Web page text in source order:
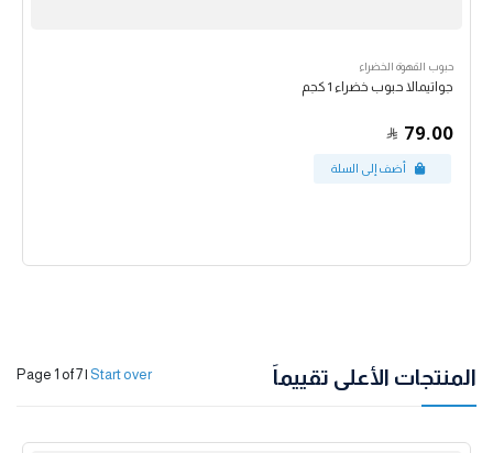
حبوب القهوة الخضراء
جواتيمالا حبوب خضراء 1 كجم
79.00
المنتجات الأعلى تقييماً Page 1 of 7| Start over